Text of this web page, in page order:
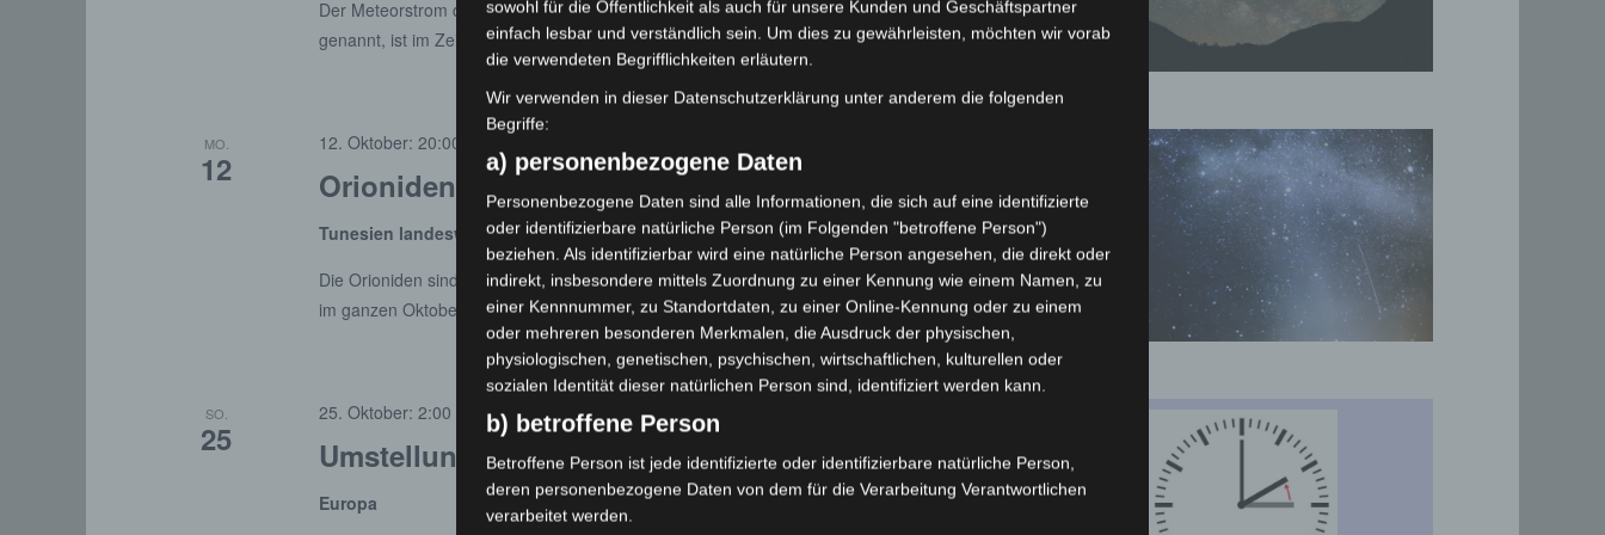
Der Meteorstrom der Draconiden, nach seinem Herkunftskometen auch Giacobiniden
genannt, ist im Zeitraum vom 6. bis zum 10. Oktober aktiv
MO.
12 Orioniden Meteorschauer 2026
12. Oktober: 20:00
Tunesien landesweit, Tunesien
Die Orioniden sind einer der fünf aktivsten Meteorströme. Sie machen sich in jedem Jahr
im ganzen Oktober als Schwarm von
SO.
25 Umstellung Sommerzeit auf Normalzeit (Europa)
25. Oktober: 2:00 3:00 CET
Europa
sowohl für die Öffentlichkeit als auch für unsere Kunden und Geschäftspartner
einfach lesbar und verständlich sein. Um dies zu gewährleisten, möchten wir vorab
die verwendeten Begrifflichkeiten erläutern.
Wir verwenden in dieser Datenschutzerklärung unter anderem die folgenden
Begriffe:
a) personenbezogene Daten
Personenbezogene Daten sind alle Informationen, die sich auf eine identifizierte
oder identifizierbare natürliche Person (im Folgenden "betroffene Person")
beziehen. Als identifizierbar wird eine natürliche Person angesehen, die direkt oder
indirekt, insbesondere mittels Zuordnung zu einer Kennung wie einem Namen, zu
einer Kennnummer, zu Standortdaten, zu einer Online-Kennung oder zu einem
oder mehreren besonderen Merkmalen, die Ausdruck der physischen,
physiologischen, genetischen, psychischen, wirtschaftlichen, kulturellen oder
sozialen Identität dieser natürlichen Person sind, identifiziert werden kann.
b) betroffene Person
Betroffene Person ist jede identifizierte oder identifizierbare natürliche Person,
deren personenbezogene Daten von dem für die Verarbeitung Verantwortlichen
verarbeitet werden.